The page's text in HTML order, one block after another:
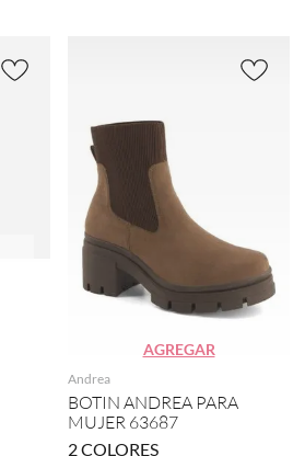
AGREGAR
Andrea
BOTIN ANDREA PARA
MUJER 63687
2COLORES